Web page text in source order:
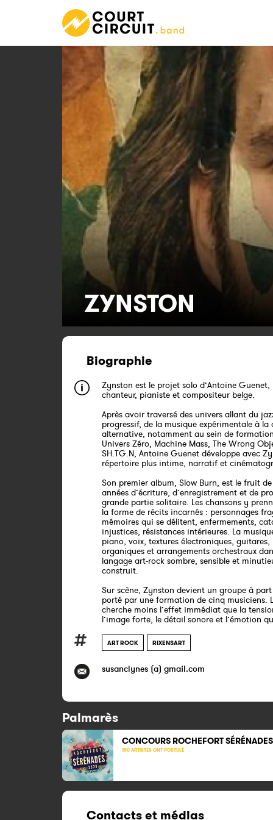
ZYNSTON
Biographie
Zynston est le projet solo d’Antoine Guenet,
chanteur, pianiste et compositeur belge.
Après avoir traversé des univers allant du
progressif, de la musique expérimentale à la
alternative, notamment au sein de
Univers Zéro, Machine Mass, The Wrong
SH.TG.N, Antoine Guenet développe avec
répertoire plus intime, narratif et
Son premier album, Slow Burn, est le fruit
années d’écriture, d’enregistrement et de
grande partie solitaire. Les chansons y
la forme de récits incarnés : personnages
mémoires qui se délitent, enfermements,
injustices, résistances intérieures. La
piano, voix, textures électroniques,
organiques et arrangements orchestraux
langage art-rock sombre, sensible et
construit.
Sur scène, Zynston devient un groupe à
porté par une formation de cinq musiciens.
cherche moins l’effet immédiat que la
l’image forte, le détail sonore et l’émotion
ART ROCK RIXENSART
susanclynes (a) gmail.com
Palmarès
CONCOURS ROCHEFORT
150 ARTISTES ONT POSTULÉ
Contacts et médias